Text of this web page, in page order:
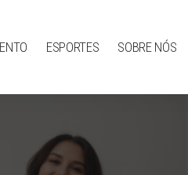
ESPORTES SOBRE NÓS